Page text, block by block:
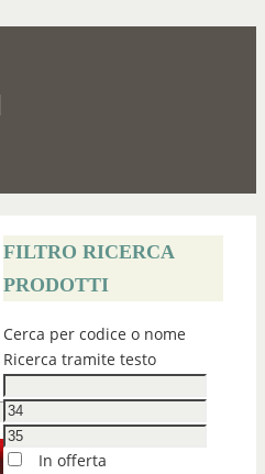
FILTRO RICERCA
PRODOTTI
Cerca per codice o nome
Ricerca tramite testo
In offerta